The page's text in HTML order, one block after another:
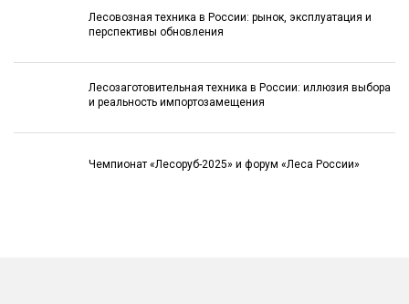
Лесовозная техника в России: рынок, эксплуатация и
перспективы обновления
Лесозаготовительная техника в России: иллюзия выбора
и реальность импортозамещения
Чемпионат «Лесоруб-2025» и форум «Леса России»